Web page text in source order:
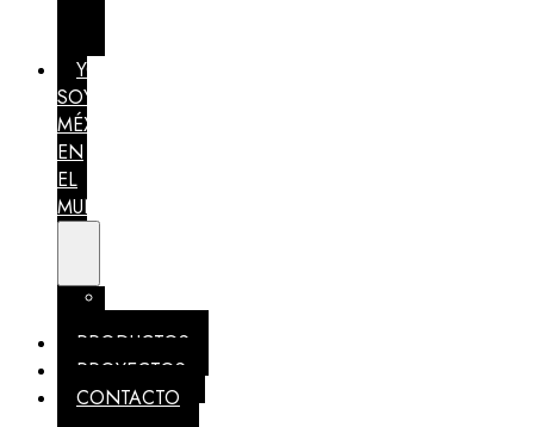
YO
SOY
MÉXICO
EN
EL
MUNDO
PRODUCTOS
PROYECTOS
CONTACTO